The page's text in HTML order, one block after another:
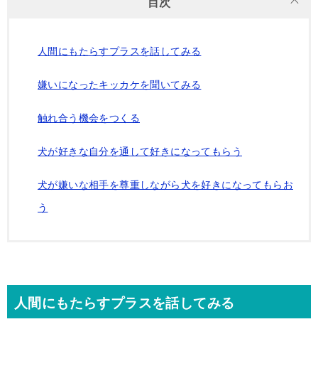
目次
人間にもたらすプラスを話してみる
嫌いになったキッカケを聞いてみる
触れ合う機会をつくる
犬が好きな自分を通して好きになってもらう
犬が嫌いな相手を尊重しながら犬を好きになってもらお
う
人間にもたらすプラスを話してみる